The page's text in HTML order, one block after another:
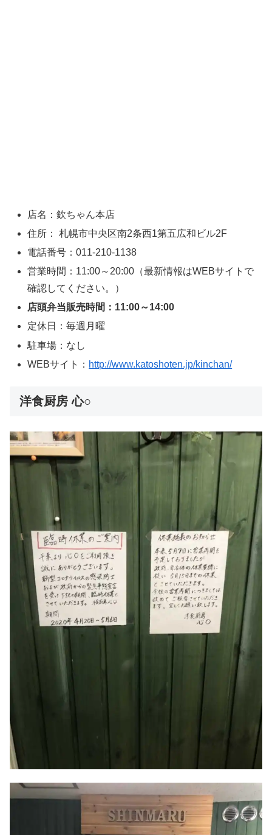
店名：欽ちゃん本店
住所：札幌市中央区南2条西1第五広和ビル2F
電話番号：011-210-1138
営業時間： 11:00～20:00（最新情報はWEBサイトで
確認してください。）
店頭弁当販売時間：11:00～14:00
定休日：毎週月曜
駐車場：なし
WEBサイト： http://www.katoshoten.jp/kinchan/
洋食厨房 心○